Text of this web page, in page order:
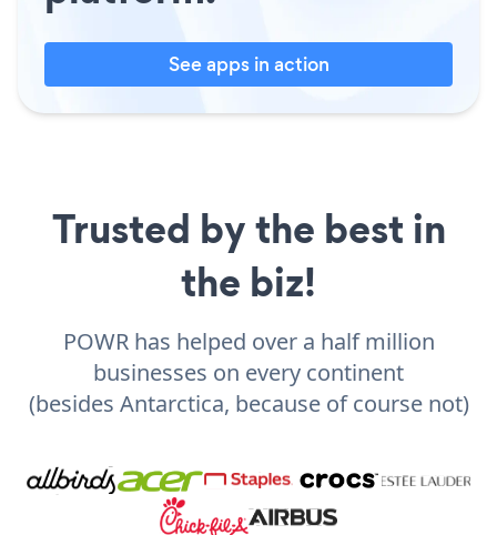
See apps in action
Trusted by the best in
the biz!
POWR has helped over a half million
businesses on every continent
(besides Antarctica, because of course not)